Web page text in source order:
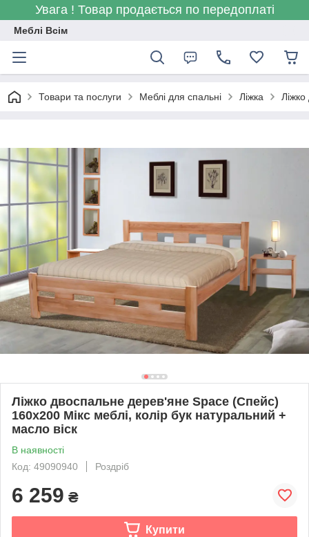
Увага ! Товар продається по передоплаті
Меблі Всім
Товари та послуги Меблі для спальні Ліжка
Ліжко двоспальне дерев'яне Space (Спейс)
160х200 Мікс меблі, колір бук натуральний +
масло віск
В наявності
Код: 49090940
Роздріб
6 259 ₴
Купити